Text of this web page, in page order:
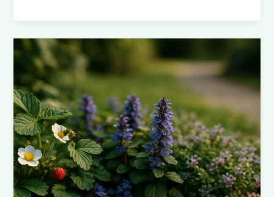
pflegen
Flathead
Coalition